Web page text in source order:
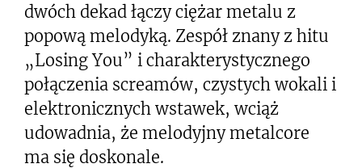
dwóch dekad łączy ciężar metalu z
popową melodyką. Zespół znany z hitu
„Losing You” i charakterystycznego
połączenia screamów, czystych wokali i
elektronicznych wstawek, wciąż
udowadnia, że melodyjny metalcore
ma się doskonale.